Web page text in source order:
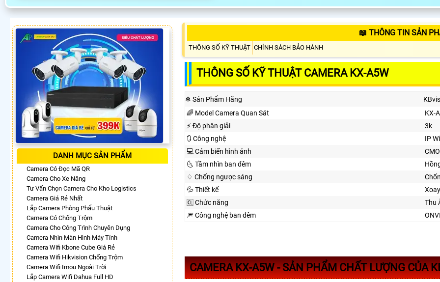
DANH MỤC SẢN PHẨM
Camera Có Đọc Mã QR
Camera Cho Xe Nâng
Tư Vấn Chọn Camera Cho Kho Logistics
Camera Giá Rẻ Nhất
Lắp Camera Phòng Phẩu Thuật
Camera Có Chống Trộm
Camera Cho Công Trình Chuyên Dụng
Camera Nhìn Màn Hình Máy Tính
Camera Wifi Kbone Cube Giá Rẻ
Camera Wifi Hikvision Chống Trộm
Camera Wifi Imou Ngoài Trời
Lắp Camera Wifi Dahua Full HD
📖 THÔNG TIN SẢN
THÔNG SỐ KỸ THUẬT CHÍNH SÁCH BẢO HÀNH
THÔNG SỐ KỸ THUẬT CAMERA KX-A5W
❄ Sản Phẩm Hãng
🌈 Model Camera Quan Sát
KX-
️⚡ Độ phân giải
3k
🔃 Công nghệ
IP
💻 Cảm biến hình ảnh
🌜 Tầm nhìn ban đêm
♢ Chống ngược sáng
💦 Thiết kế
🆑 Chức năng
Thu
🎆 Công nghệ ban đêm
CAMERAKX-A5W- SẢN PHẨM CHẤT LƯỢNG CỦA